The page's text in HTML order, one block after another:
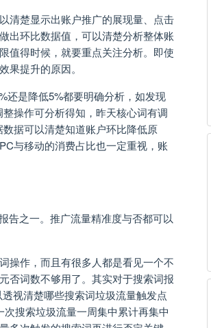
清楚显示出账户推广的展现量、点击
出环比数据值，可以清楚分析整体账
值得时候，就要重点关注分析。即使
提升的原因。
还是降低5%都要明确分析，如发现
操作可分析得知，昨天核心词有调
据可以清楚知道账户环比降低原
与移动的消费占比也一定重视，账
告之一。推广流量精准度与否都可以
操作，而且有很多人都是看见一个不
否词数不够用了。其实对于搜索词报
视清楚哪些搜索词垃圾流量触发点
搜索垃圾流量一周集中累计再集中